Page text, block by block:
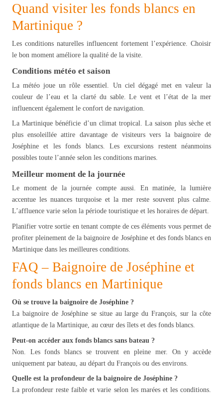
Quand visiter les fonds blancs en
Martinique ?
Les conditions naturelles influencent fortement l’expérience. Choisir
le bon moment améliore la qualité de la visite.
Conditions météo et saison
La météo joue un rôle essentiel. Un ciel dégagé met en valeur la
couleur de l’eau et la clarté du sable. Le vent et l’état de la mer
influencent également le confort de navigation.
La Martinique bénéficie d’un climat tropical. La saison plus sèche et
plus ensoleillée attire davantage de visiteurs vers la baignoire de
Joséphine et les fonds blancs. Les excursions restent néanmoins
possibles toute l’année selon les conditions marines.
Meilleur moment de la journée
Le moment de la journée compte aussi. En matinée, la lumière
accentue les nuances turquoise et la mer reste souvent plus calme.
L’affluence varie selon la période touristique et les horaires de départ.
Planifier votre sortie en tenant compte de ces éléments vous permet de
profiter pleinement de la baignoire de Joséphine et des fonds blancs en
Martinique dans les meilleures conditions.
FAQ – Baignoire de Joséphine et
fonds blancs en Martinique
Où se trouve la baignoire de Joséphine ?
La baignoire de Joséphine se situe au large du François, sur la côte
atlantique de la Martinique, au cœur des îlets et des fonds blancs.
Peut-on accéder aux fonds blancs sans bateau ?
Non. Les fonds blancs se trouvent en pleine mer. On y accède
uniquement par bateau, au départ du François ou des environs.
Quelle est la profondeur de la baignoire de Joséphine ?
La profondeur reste faible et varie selon les marées et les conditions.